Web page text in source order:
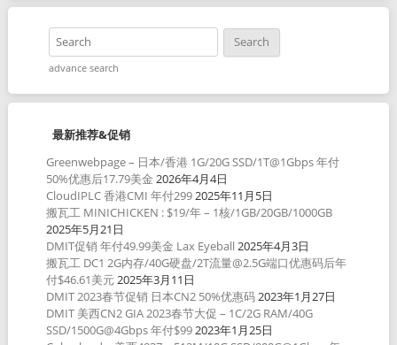
advance search
最新推荐&促销
Greenwebpage – 日本/香港 1G/20G SSD/1T@1Gbps 年付
50%优惠后17.79美金 2026年4月4日
CloudIPLC 香港CMI 年付2992025年11月5日
搬瓦工 MINICHICKEN : $19/年 – 1核/1GB/20GB/1000GB
2025年5月21日
DMIT促销 年付49.99美金 Lax Eyeball 2025年4月3日
搬瓦工 DC1 2G内存/40G硬盘/2T流量@2.5G端口优惠码后年
付$46.61美元2025年3月11日
DMIT 2023春节促销 日本CN2 50%优惠码2023年1月27日
DMIT 美西CN2 GIA 2023春节大促 – 1C/2G RAM/40G
SSD/1500G@4Gbps 年付$992023年1月25日